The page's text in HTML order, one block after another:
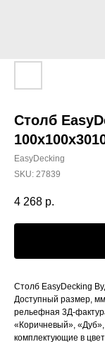
Столб
EasyDecking
SKU: 27839
4 268 р.
Столб EasyDecking
Доступный размер,
рельефная 3Д-
«Коричневый»,
комплектующие в